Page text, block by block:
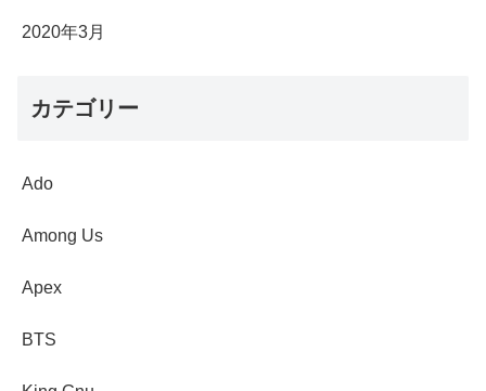
2020年3月
カテゴリー
Ado
Among Us
Apex
BTS